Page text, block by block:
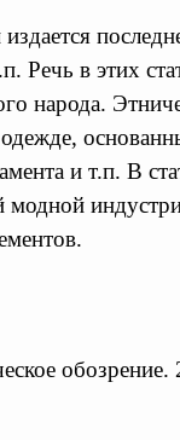
Речь в этих
народа.
и т.п. В